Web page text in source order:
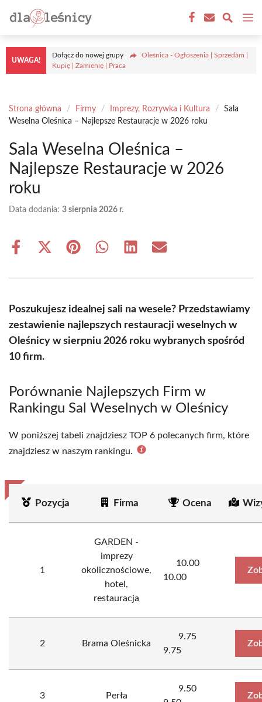
do
treści
UWAGA!
Dołącz do nowej grupy
Oleśnica - Ogłoszenia | Sprzedam |
Kupię | Zamienię | Praca
Strona główna / Firmy / Imprezy, Rozrywka i Kultura /
Sala
Weselna Oleśnica – Najlepsze Restauracje w 2026 roku
Sala Weselna Oleśnica –
Najlepsze Restauracje w 2026
roku
Data dodania: 3 sierpnia 2026 r.
Share
Share
(Twitter)
Share Share Share Share
Poszukujesz idealnej sali na wesele? Przedstawiamy
zestawienie najlepszych restauracji weselnych w
Oleśnicy w sierpniu 2026 roku wybranych spośród
10 firm.
Porównanie Najlepszych Firm w
Rankingu Sal Weselnych w Oleśnicy
W poniższej tabeli znajdziesz TOP 6 polecanych firm, które
znajdziesz w naszym rankingu.
Pozycja Firma Ocena
1
GARDEN -
imprezy
okolicznościowe,
hotel,
restauracja
10.00
10.00
2 Brama Oleśnicka
9.75
9.75
3 Perła
9.50